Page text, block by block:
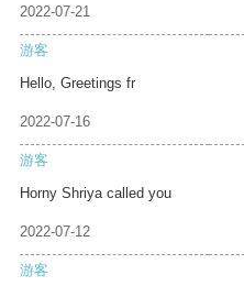
2022-07-21
游客
Hello, Greetings fr
2022-07-16
游客
Horny Shriya called you
2022-07-12
游客